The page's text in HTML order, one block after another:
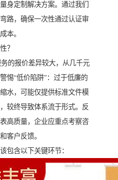
身定制解决方案。通过我们
路，确保一次性通过认证审
本。
？
的报价差异较大，从几千元
惕“低价陷阱”：过于低廉的
水，可能仅提供标准文件模
较终导致体系流于形式。反
高质量，企业应重点考察咨
客户反馈。
包含以下关键环节：